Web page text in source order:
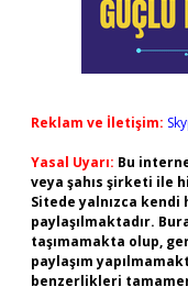
Reklam ve İletişim:
Yasal Uyarı: Bu
veya şahıs şirketi ile
Sitede yalnızca kendi
paylaşılmaktadır.
taşımamakta olup,
paylaşım
benzerlikleri